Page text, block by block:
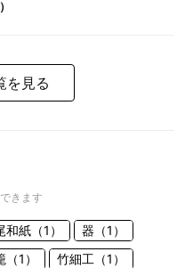
を見る
きます
和紙（1）
器（1）
1） 竹細工（1）